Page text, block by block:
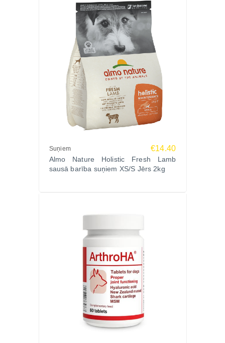
Suņiem €14.40
Almo Nature Holistic Fresh Lamb
sausā barība suņiem XS/S Jērs 2kg